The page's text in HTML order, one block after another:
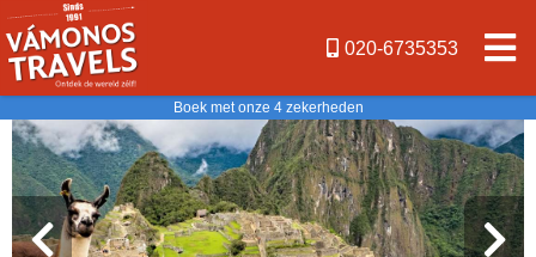
020-6735353
Boek met onze 4 zekerheden